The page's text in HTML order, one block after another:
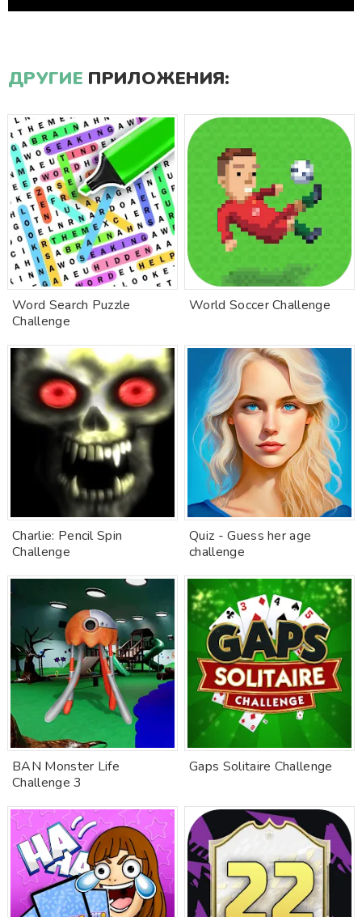
ДРУГИЕ ПРИЛОЖЕНИЯ:
Word Search Puzzle
Challenge
World Soccer Challenge
Charlie: Pencil Spin
Challenge
Quiz - Guess her age
challenge
BAN Monster Life
Challenge 3
Gaps Solitaire Challenge